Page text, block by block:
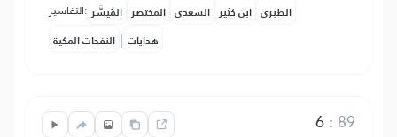
التفاسير: المُيسَّر المختصر السعدي ابن كثير الطبري
النفحات المكية | هدايات
6: 89